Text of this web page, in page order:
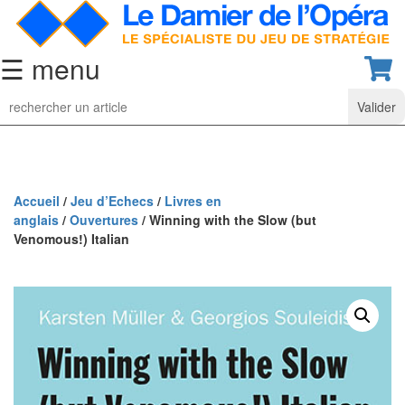
☰ menu
Jeu
d’Echecs
collection
Echiquiers
d’échecs
classiques
Coffrets
Accueil / Jeu d’Echecs / Livres en
anglais / Ouvertures / Winning with the Slow (but
Venomous!) Italian